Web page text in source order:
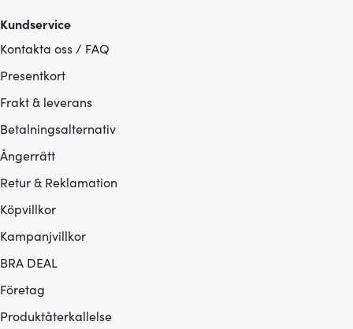
Kundservice
Kontakta oss / FAQ
Presentkort
Frakt & leverans
Betalningsalternativ
Ångerrätt
Retur & Reklamation
Köpvillkor
Kampanjvillkor
BRA DEAL
Företag
Produktåterkallelse